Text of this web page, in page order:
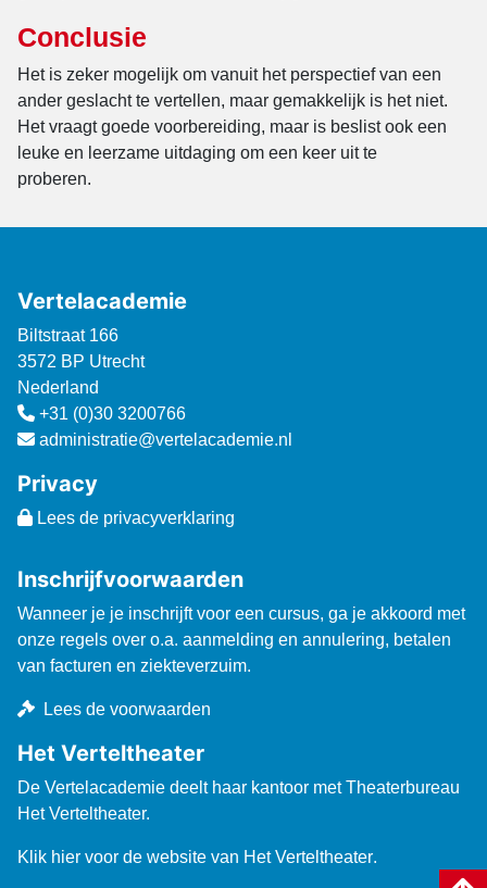
Conclusie
Het is zeker mogelijk om vanuit het perspectief van een
ander geslacht te vertellen, maar gemakkelijk is het niet.
Het vraagt goede voorbereiding, maar is beslist ook een
leuke en leerzame uitdaging om een keer uit te
proberen.
Vertelacademie
Biltstraat 166
3572 BP Utrecht
Nederland
+31 (0)30 3200766
administratie@vertelacademie.nl
Privacy
Lees de privacyverklaring
Inschrijfvoorwaarden
Wanneer je je inschrijft voor een cursus, ga je akkoord met
onze regels over o.a. aanmelding en annulering, betalen
van facturen en ziekteverzuim.
Lees de voorwaarden
Het Verteltheater
De Vertelacademie deelt haar kantoor met Theaterbureau
Het Verteltheater.
Klik hier voor de website van Het Verteltheater.